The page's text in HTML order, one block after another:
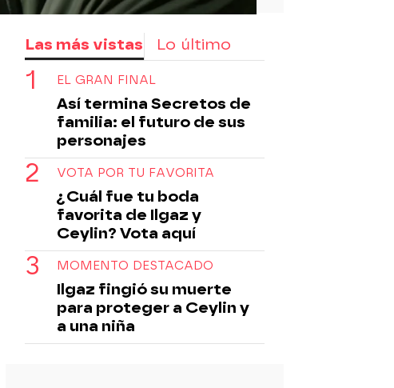
Las más vistas Lo último
EL GRAN FINAL
Así termina Secretos de
familia: el futuro de sus
personajes
VOTA POR TU FAVORITA
¿Cuál fue tu boda
favorita de Ilgaz y
Ceylin? Vota aquí
MOMENTO DESTACADO
Ilgaz fingió su muerte
para proteger a Ceylin y
a una niña